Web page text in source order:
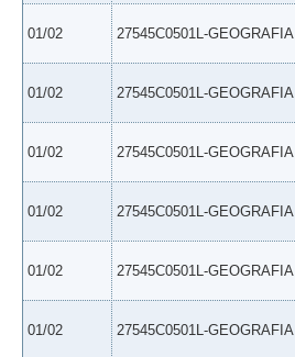
01/02 27545C0501L-GEOGRAFIA
01/02 27545C0501L-GEOGRAFIA
01/02 27545C0501L-GEOGRAFIA
01/02 27545C0501L-GEOGRAFIA
01/02 27545C0501L-GEOGRAFIA
01/02 27545C0501L-GEOGRAFIA